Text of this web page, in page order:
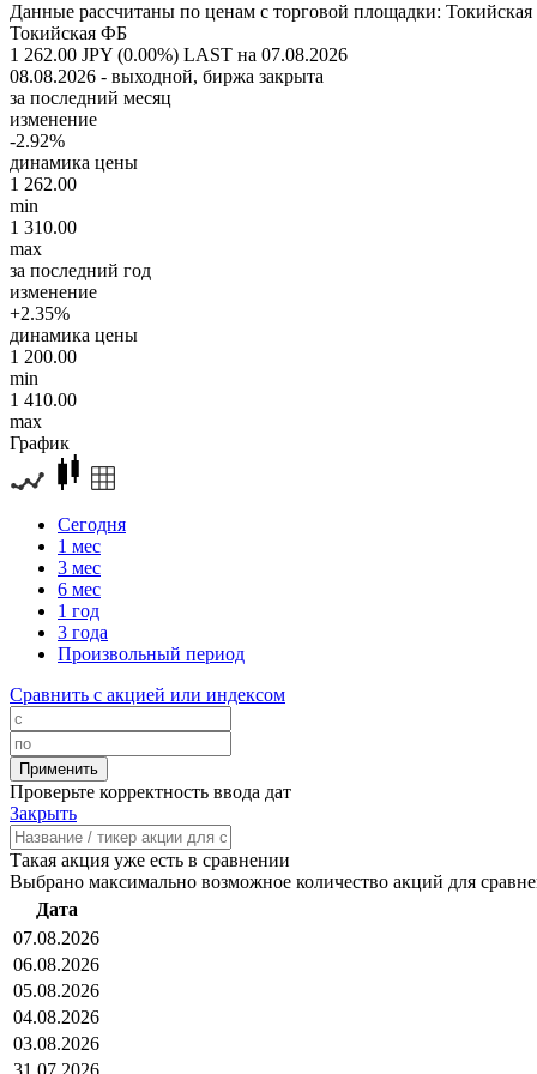
Данные рассчитаны по ценам с торговой площадки:
Токийская ФБ
1 262.00 JPY (0.00%) LAST на 07.08.2026
08.08.2026 - выходной, биржа закрыта
за последний месяц
изменение
-2.92%
динамика цены
1 262.00
min
1 310.00
max
за последний год
изменение
+2.35%
динамика цены
1 200.00
min
1 410.00
max
График
Сегодня
1 мес
3 мес
6 мес
1 год
3 года
Произвольный период
Сравнить с акцией или индексом
Проверьте корректность ввода дат
Закрыть
Такая акция уже есть в сравнении
Выбрано максимально возможное количество акций для
Дата
07.08.2026
06.08.2026
05.08.2026
04.08.2026
03.08.2026